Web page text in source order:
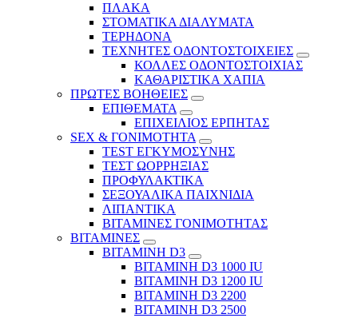
ΠΛΑΚΑ
ΣΤΟΜΑΤΙΚΑ ΔΙΑΛΥΜΑΤΑ
ΤΕΡΗΔΟΝΑ
ΤΕΧΝΗΤΕΣ ΟΔΟΝΤΟΣΤΟΙΧΕΙΕΣ
ΚΟΛΛΕΣ ΟΔΟΝΤΟΣΤΟΙΧΙΑΣ
ΚΑΘΑΡΙΣΤΙΚΑ ΧΑΠΙΑ
ΠΡΩΤΕΣ ΒΟΗΘΕΙΕΣ
ΕΠΙΘΕΜΑΤΑ
ΕΠΙΧΕΙΛΙΟΣ ΕΡΠΗΤΑΣ
SEX & ΓΟΝΙΜΟΤΗΤΑ
TEST ΕΓΚΥΜΟΣΥΝΗΣ
ΤΕΣΤ ΩΟΡΡΗΞΙΑΣ
ΠΡΟΦΥΛΑΚΤΙΚΑ
ΣΕΞΟΥΑΛΙΚΑ ΠΑΙΧΝΙΔΙΑ
ΛΙΠΑΝΤΙΚΑ
ΒΙΤΑΜΙΝΕΣ ΓΟΝΙΜΟΤΗΤΑΣ
ΒΙΤΑΜΙΝΕΣ
ΒΙΤΑΜΙΝΗ D3
ΒΙΤΑΜΙΝΗ D3 1000 IU
ΒΙΤΑΜΙΝΗ D3 1200 IU
ΒΙΤΑΜΙΝΗ D3 2200
ΒΙΤΑΜΙΝΗ D3 2500